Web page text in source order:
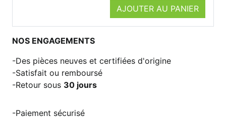
AJOUTER AU PANIER
NOS ENGAGEMENTS
Des pièces neuves et certifiées d'origine
Satisfait ou remboursé
Retour sous 30 jours
Paiement sécurisé